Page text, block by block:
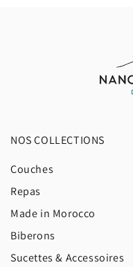
NOS COLLECTIONS
Couches
Repas
Made in Morocco
Biberons
Sucettes & Accessoires